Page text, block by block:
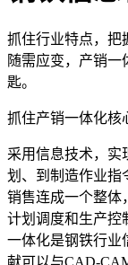
抓住行业特点，把
随需应变，产销一
匙。
抓住产销一体化核
采用信息技术，实
划、到制造作业指
销售连成一个整体
计划调度和生产控
一体化是钢铁行业
献可以与CAD-